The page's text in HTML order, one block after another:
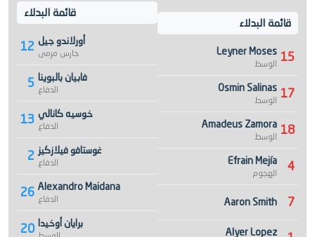
قائمة البدلاء
12 أورلاندو جيل
حارس مرمى
5 فابيان بالبوينا
الدفاع
13 خوسيه كانالي
الدفاع
2 غوستافو فيلازكيز
الدفاع
26 Alexandro Maidana
الدفاع
20 برايان أوخيدا
قائمة البدلاء
15
Leyner Moses
الوسط
17
Osmin Salinas
الوسط
18
Amadeus Zamora
الوسط
4
Efrain Mejía
الهجوم
7
Aaron Smith
Alyer Lopez